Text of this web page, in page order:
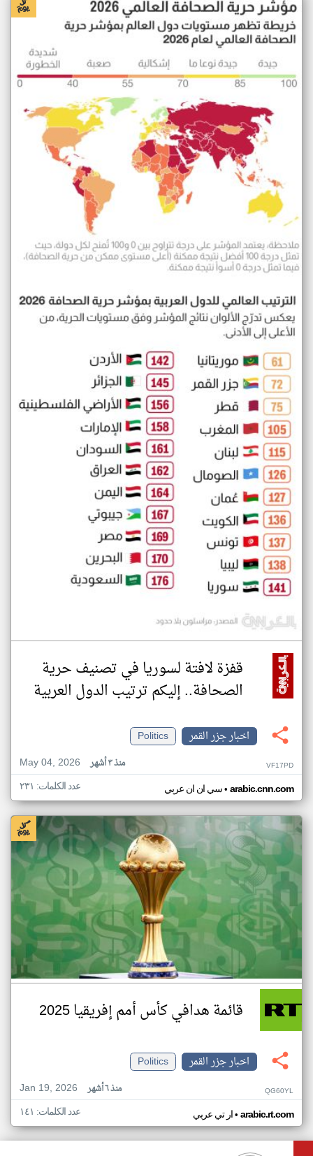
قفزة لافتة لسوريا في تصنيف حرية
الصحافة.. إليكم ترتيب الدول العربية
اخبار جزر القمر
Politics
May 04, 2026
منذ ٣ أشهر VF17PD
سي ان ان عربي• arabic.cnn.com عدد الكلمات: ٢٣١
قائمة هدافي كأس أمم إفريقيا 2025
اخبار جزر القمر
Politics
Jan 19, 2026
منذ ٦ أشهر QG60YL
ار تي عربي• arabic.rt.com عدد الكلمات: ١٤١